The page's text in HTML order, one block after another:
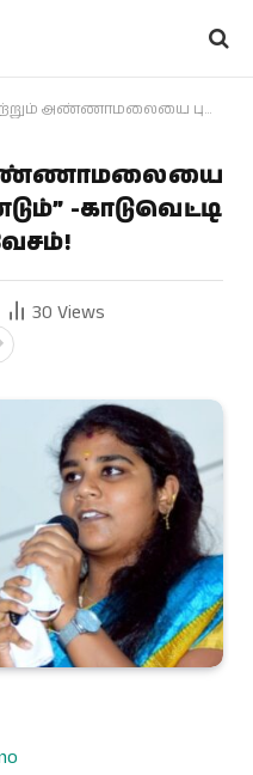
புறக்கணிக்க வேண்டும்” -காடுவெட்டி குருவின் மகள் ஆவேசம்!
அண்ணாமலையை
-காடுவெட்டி
30 Views